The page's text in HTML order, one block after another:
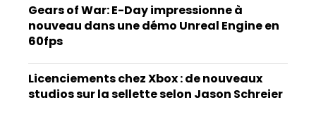
Gears of War: E-Day impressionne à
nouveau dans une démo Unreal Engine en
60fps
Licenciements chez Xbox : de nouveaux
studios sur la sellette selon Jason Schreier